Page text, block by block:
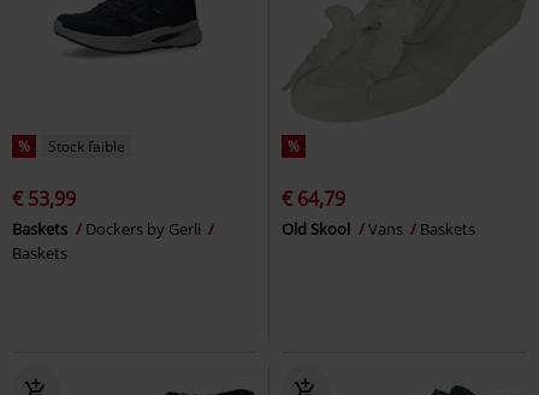
% Stock faible
€ 53,99
Baskets
Dockers by Gerli
Baskets
%
€ 64,79
Old Skool Vans Baskets